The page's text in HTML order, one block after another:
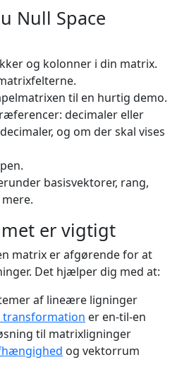
Null Space
og kolonner i din matrix.
til en hurtig demo.
decimaler eller
og om der skal vises
basisvektorer, rang,
mere.
er vigtigt
matrix er afgørende for at
Det hjælper dig med at:
af lineære ligninger
transformation er en-til-en
til matrixligninger
og vektorrum